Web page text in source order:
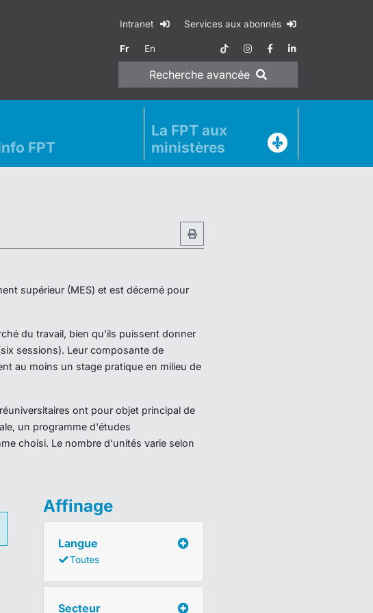
Intranet Services aux abonnés
Fr En
Recherche avancée
FPT
La FPT aux
ministères
supérieur (MES) et est décerné pour
du travail, bien qu'ils puissent donner
sessions). Leur composante de
au moins un stage pratique en milieu de
ont pour objet principal de
un programme d'études
choisi. Le nombre d'unités varie selon
Affinage
Langue
Toutes
Secteur